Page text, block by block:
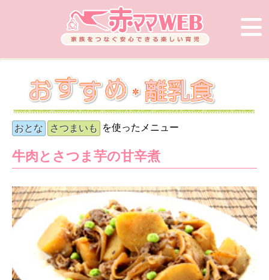
おとな さつまいも を使ったメニュー
牛肉とさつま芋の甘辛煮